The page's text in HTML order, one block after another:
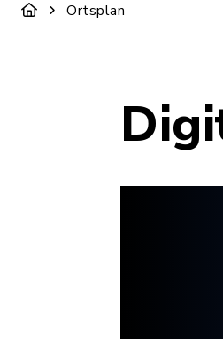
Ortsplan